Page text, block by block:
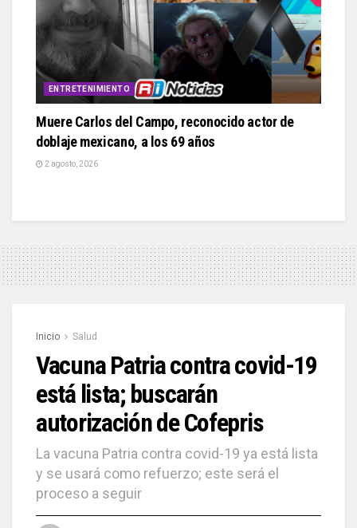
ENTRETENIMIENTO
Muere Carlos del Campo, reconocido actor de
doblaje mexicano, a los 69 años
2 agosto, 2026
Inicio Salud
Vacuna Patria contra covid-19
está lista; buscarán
autorización de Cofepris
La vacuna Patria contra covid-19 ya está lista
y se usará como refuerzo; este será el
proceso a seguir